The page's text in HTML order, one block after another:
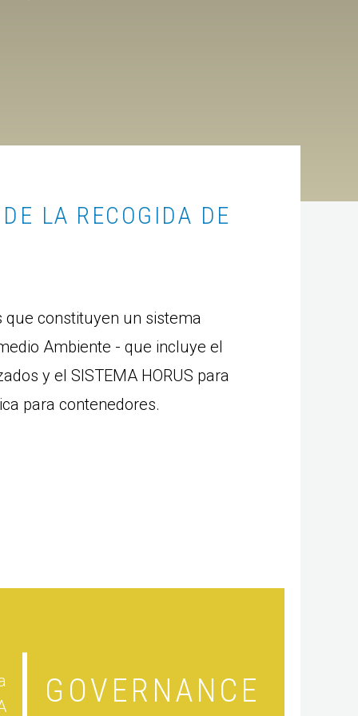
LA RECOGIDA DE
que constituyen un sistema
Ambiente - que incluye el
y el SISTEMA HORUS para
para contenedores.
GOVERNANCE